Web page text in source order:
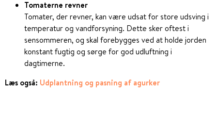
Tomaterne revner
Tomater, der revner, kan være udsat for store udsving i
temperatur og vandforsyning. Dette sker oftest i
sensommeren, og skal forebygges ved at holde jorden
konstant fugtig og sørge for god udluftning i
dagtimerne.
Læs også: Udplantning og pasning af agurker